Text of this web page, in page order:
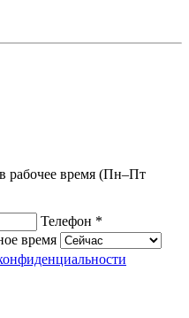
рабочее время (Пн–Пт
Телефон *
время